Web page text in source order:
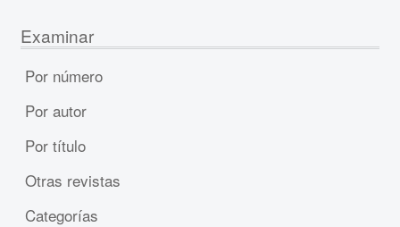
Examinar
Por número
Por autor
Por título
Otras revistas
Categorías